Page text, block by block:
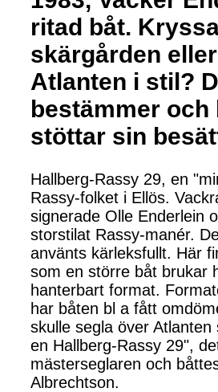
ritad båt.
skärgården
Atlanten i stil?
bestämmer och
stöttar sin
Hallberg-Rassy 29, en
Rassy-folket i Ellös.
signerade Olle Enderlein
storstilat Rassy-manér.
använts kärleksfullt. Här
som en större båt brukar
hanterbart format.
har båten bl a fått
skulle segla över Atlanten
en Hallberg-Rassy 29",
mästerseglaren och
Albrechtson.